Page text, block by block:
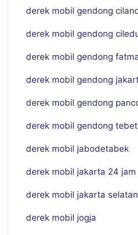
derek mobil gendong
derek mobil gendong
derek mobil gendong
derek mobil gendong
derek mobil gendong
derek mobil gendong tebet
derek mobil jabodetabek
derek mobil jakarta 24 jam
derek mobil jakarta
derek mobil jogja